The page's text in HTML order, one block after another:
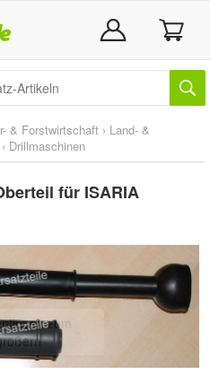
& Forstwirtschaft › Land- &
› Drillmaschinen
für ISARIA
zum